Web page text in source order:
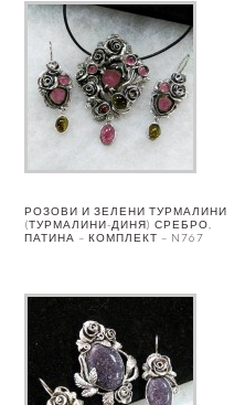
РОЗОВИ И ЗЕЛЕНИ ТУРМАЛИНИ
(ТУРМАЛИНИ-ДИНЯ) СРЕБРО,
ПАТИНА – КОМПЛЕКТ – N767